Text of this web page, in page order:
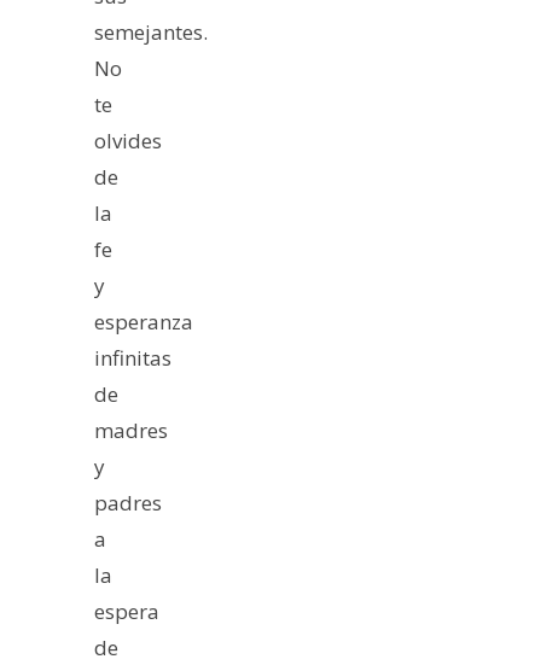
semejantes.
No
te
olvides
de
la
fe
y
esperanza
infinitas
de
madres
y
padres
a
la
espera
de